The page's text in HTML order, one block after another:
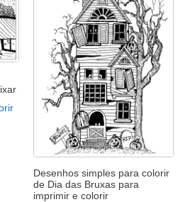
Desenhos simples para colorir
de Dia das Bruxas para
imprimir e colorir